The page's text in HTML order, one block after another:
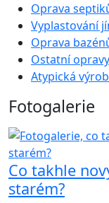
Oprava
Vyplastování
Oprava
Ostatní
Atypická
Fotogalerie
Co takhle
starém?